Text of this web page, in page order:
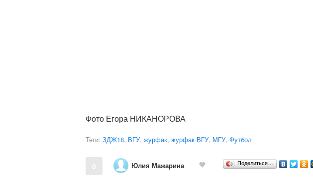
Фото Егора НИКАНОРОВА
Теги: ЗДЖ18, ВГУ, журфак, журфак ВГУ, МГУ, Футбол
0 Юлия Мажарина Поделиться…